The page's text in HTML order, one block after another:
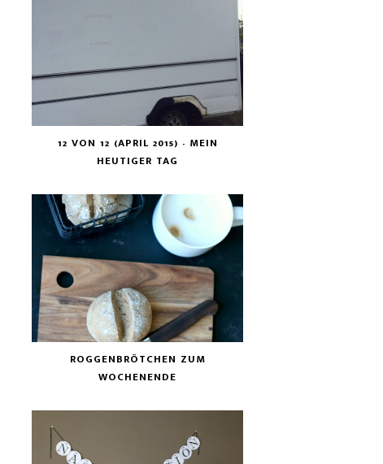
12 VON 12 (APRIL 2015) - MEIN
HEUTIGER TAG
ROGGENBRÖTCHEN ZUM
WOCHENENDE